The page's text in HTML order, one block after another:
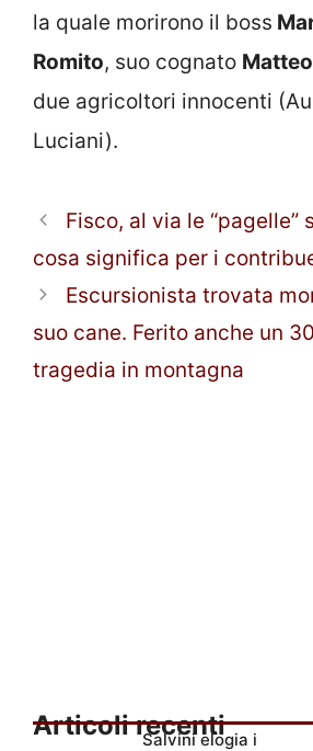
la quale morirono il boss
Romito, suo cognato
due agricoltori innocenti
Luciani).
Fisco, al via le “pagelle”
cosa significa per i
Escursionista trovata
suo cane. Ferito anche un
tragedia in montagna
Articoli recenti
Salvini elogia i